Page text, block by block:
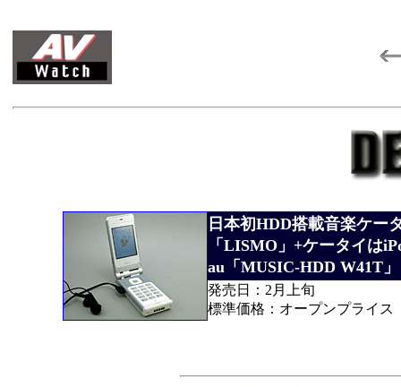
日本初HDD搭載音楽ケー
「LISMO」+ケータイは
au「MUSIC-HDD W41T」
発売日：2月上旬
標準価格：オープンプライス